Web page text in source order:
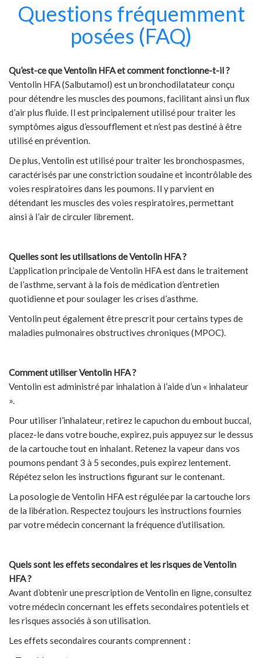
Questions fréquemment
posées (FAQ)
Qu’est-ce que Ventolin HFA et comment fonctionne-t-il ?
Ventolin HFA (Salbutamol) est un bronchodilatateur conçu
pour détendre les muscles des poumons, facilitant ainsi un flux
d’air plus fluide. Il est principalement utilisé pour traiter les
symptômes aigus d’essoufflement et n’est pas destiné à être
utilisé en prévention.
De plus, Ventolin est utilisé pour traiter les bronchospasmes,
caractérisés par une constriction soudaine et incontrôlable des
voies respiratoires dans les poumons. Il y parvient en
détendant les muscles des voies respiratoires, permettant
ainsi à l’air de circuler librement.
Quelles sont les utilisations de Ventolin HFA ?
L’application principale de Ventolin HFA est dans le traitement
de l’asthme, servant à la fois de médication d’entretien
quotidienne et pour soulager les crises d’asthme.
Ventolin peut également être prescrit pour certains types de
maladies pulmonaires obstructives chroniques (MPOC).
Comment utiliser Ventolin HFA ?
Ventolin est administré par inhalation à l’aide d’un « inhalateur
».
Pour utiliser l’inhalateur, retirez le capuchon du embout buccal,
placez-le dans votre bouche, expirez, puis appuyez sur le dessus
de la cartouche tout en inhalant. Retenez la vapeur dans vos
poumons pendant 3 à 5 secondes, puis expirez lentement.
Répétez selon les instructions figurant sur le contenant.
La posologie de Ventolin HFA est régulée par la cartouche lors
de la libération. Respectez toujours les instructions fournies
par votre médecin concernant la fréquence d’utilisation.
Quels sont les effets secondaires et les risques de Ventolin
HFA ?
Avant d’obtenir une prescription de Ventolin en ligne, consultez
votre médecin concernant les effets secondaires potentiels et
les risques associés à son utilisation.
Les effets secondaires courants comprennent :